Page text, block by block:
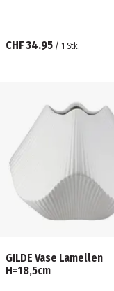
CHF 34.95 / 1 Stk.
GILDE Vase Lamellen
H=18,5cm